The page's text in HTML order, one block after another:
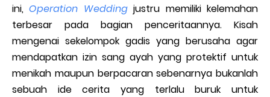
ini,Operation Weddingjustru memiliki kelemahan
terbesar pada bagian penceritaannya. Kisah
mengenai sekelompok gadis yang berusaha agar
mendapatkan izin sang ayah yang protektif untuk
menikah maupun berpacaran sebenarnya bukanlah
sebuah ide cerita yang terlalu buruk untuk